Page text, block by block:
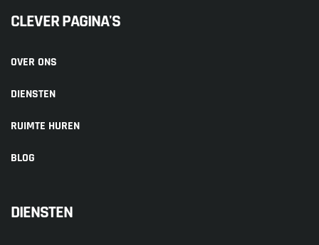
CLEVER PAGINA'S
OVER ONS
DIENSTEN
RUIMTE HUREN
BLOG
DIENSTEN